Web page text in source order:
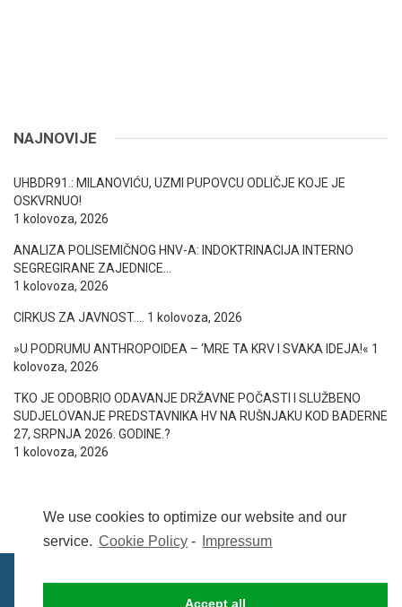
We use cookies to optimize our website and our
service. Cookie Policy - Impressum
Accept all
NAJNOVIJE
UHBDR91.: MILANOVIĆU, UZMI PUPOVCU ODLIČJE KOJE JE
OSKVRNUO!
1 kolovoza, 2026
ANALIZA POLISEMIČNOG HNV-A: INDOKTRINACIJA INTERNO
SEGREGIRANE ZAJEDNICE…
1 kolovoza, 2026
CIRKUS ZA JAVNOST…. 1 kolovoza, 2026
»U PODRUMU ANTHROPOIDEA – ‘MRE TA KRV I SVAKA IDEJA!« 1
kolovoza, 2026
TKO JE ODOBRIO ODAVANJE DRŽAVNE POČASTI I SLUŽBENO
SUDJELOVANJE PREDSTAVNIKA HV NA RUŠNJAKU KOD BADERNE
27, SRPNJA 2026. GODINE.?
1 kolovoza, 2026